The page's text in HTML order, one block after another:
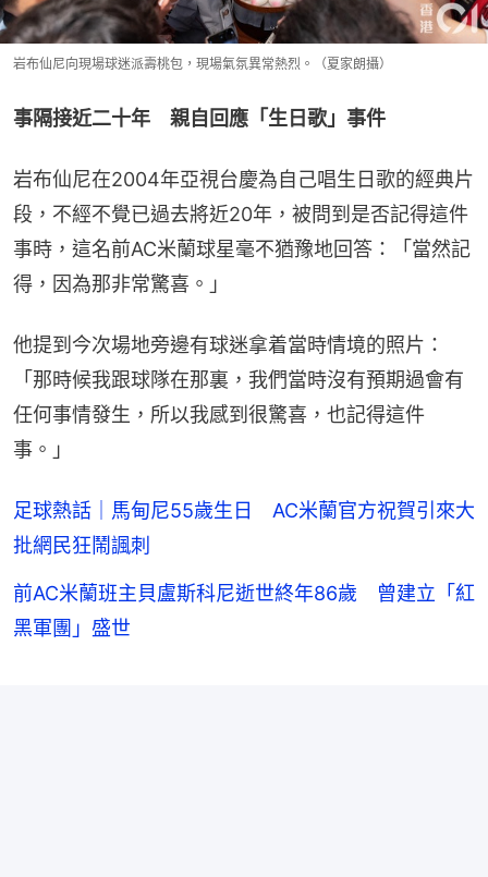
岩布仙尼向現場球迷派壽桃包，現場氣氛異常熱烈。（夏家朗攝）
事隔接近二十年　親自回應「生日歌」事件
岩布仙尼在2004年亞視台慶為自己唱生日歌的經典片
段，不經不覺已過去將近20年，被問到是否記得這件
事時，這名前AC米蘭球星毫不猶豫地回答：「當然記
得，因為那非常驚喜。」
他提到今次場地旁邊有球迷拿着當時情境的照片：
「那時候我跟球隊在那裏，我們當時沒有預期過會有
任何事情發生，所以我感到很驚喜，也記得這件
事。」
足球熱話｜馬甸尼55歲生日 AC米蘭官方祝賀引來大
批網民狂鬧諷刺
前AC米蘭班主貝盧斯科尼逝世終年86歲 曾建立「紅
黑軍團」盛世